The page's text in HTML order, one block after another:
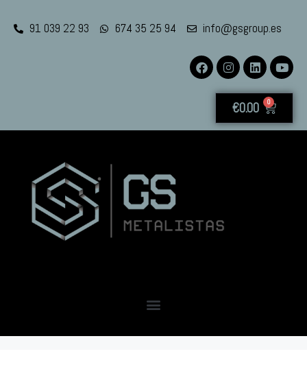
91 039 22 93 674 35 25 94 info@gsgroup.es
€0.00 0